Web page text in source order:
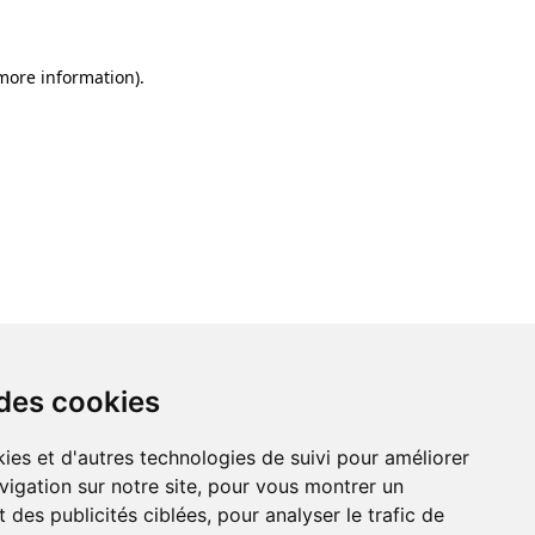
cookies
et d'autres technologies de suivi pour améliorer
sur notre site, pour vous montrer un
des publicités ciblées, pour analyser le trafic de
information).